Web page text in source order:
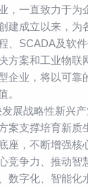
，一直致力于为
建成立以来，为
、SCADA及软
方案和工业物联
企业，将以可靠
。
展战略性新兴
案支撑培育新质
座，不断增强核
竞争力、推动智
数字化、智能化